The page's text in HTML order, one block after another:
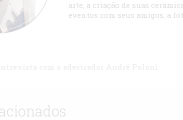
Entrevista com o adestrador André Poloni